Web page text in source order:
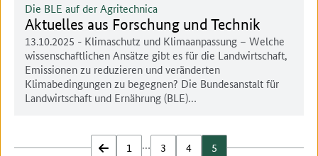
Aktuelles aus Forschung und Technik
Die BLE auf der Agritechnica
13.10.2025 - Klimaschutz und Klimaanpassung – Welche
wissenschaftlichen Ansätze gibt es für die Landwirtschaft,
Emissionen zu reduzieren und veränderten
Klimabedingungen zu begegnen? Die Bundesanstalt für
Landwirtschaft und Ernährung (BLE)…
zurück
1 … 3 4 5